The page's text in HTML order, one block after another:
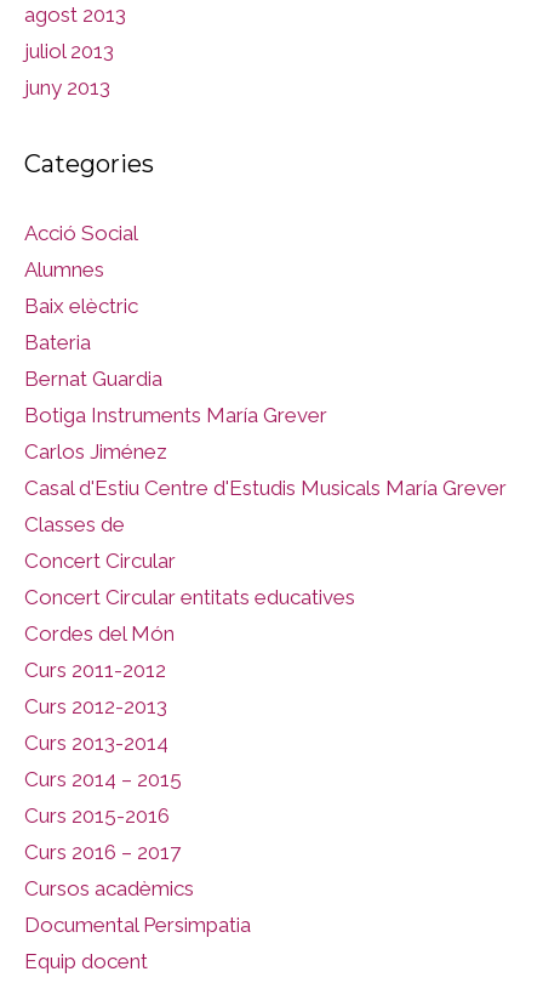
agost 2013
juliol 2013
juny 2013
Categories
Acció Social
Alumnes
Baix elèctric
Bateria
Bernat Guardia
Botiga Instruments María Grever
Carlos Jiménez
Casal d'Estiu Centre d'Estudis Musicals María Grever
Classes de
Concert Circular
Concert Circular entitats educatives
Cordes del Món
Curs 2011-2012
Curs 2012-2013
Curs 2013-2014
Curs 2014 – 2015
Curs 2015-2016
Curs 2016 – 2017
Cursos acadèmics
Documental Persimpatia
Equip docent